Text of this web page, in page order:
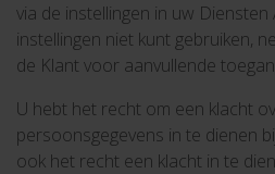
via de instellingen in uw Diensten
instellingen niet kunt gebruiken,
de Klant voor aanvullende
U hebt het recht om een klacht
persoonsgegevens in te dienen
ook het recht een klacht in te